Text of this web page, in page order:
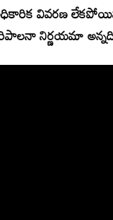
అధికారిక వివరణ
నిర్ణయమా అన్నది